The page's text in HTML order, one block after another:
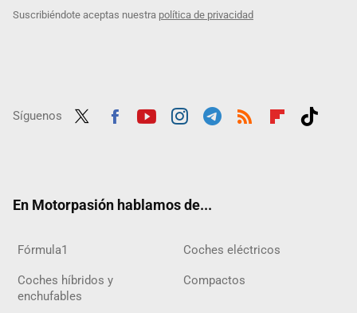
Suscribiéndote aceptas nuestra política de privacidad
Síguenos
En Motorpasión hablamos de...
Fórmula1 Coches eléctricos
Coches híbridos y
enchufables
Compactos